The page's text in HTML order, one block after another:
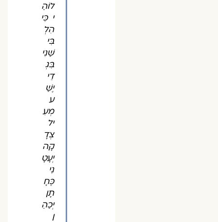
לוֹהַ
י כִּי
הִלְ
בִּי
שַׁנִי
בִּגְ
דֵי
יֶשַׁ
ע
מְעִ
יל
צְדָ
קָה
יְעָטָ
נִי
כֶּחָ
תָן
יְכַהֵ